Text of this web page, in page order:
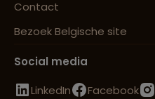
Contact
Bezoek Belgische site
Social media
LinkedIn
Facebook